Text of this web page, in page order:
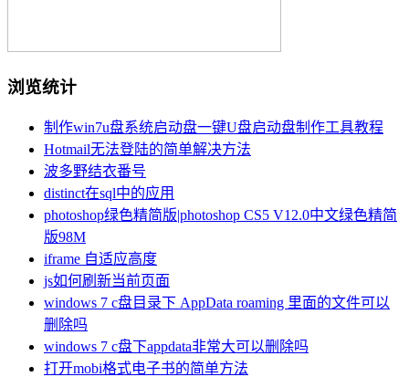
浏览统计
制作win7u盘系统启动盘一键U盘启动盘制作工具教程
Hotmail无法登陆的简单解决方法
波多野结衣番号
distinct在sql中的应用
photoshop绿色精简版|photoshop CS5 V12.0中文绿色精简
版98M
iframe 自适应高度
js如何刷新当前页面
windows 7 c盘目录下 AppData roaming 里面的文件可以
删除吗
windows 7 c盘下appdata非常大可以删除吗
打开mobi格式电子书的简单方法